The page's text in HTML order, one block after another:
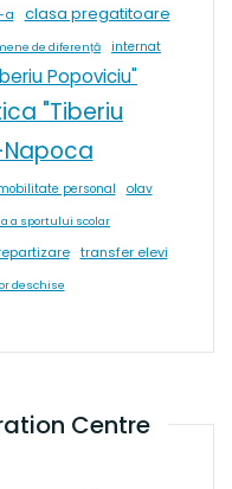
a clasa pregatitoare
de diferență internat
Popoviciu"
"Tiberiu
Napoca
personal
olav
a sportului scolar
transfer elevi
deschise
Centre